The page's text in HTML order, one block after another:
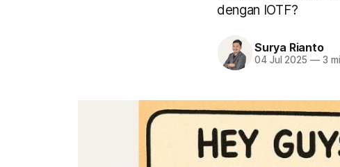
dengan IOTF?
Surya Rianto
04 Jul 2025 —3